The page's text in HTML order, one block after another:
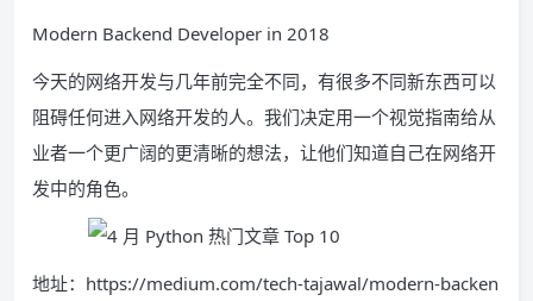
Modern Backend Developer in 2018
今天的网络开发与几年前完全不同，有很多不同新东西可以
阻碍任何进入网络开发的人。我们决定用一个视觉指南给从
业者一个更广阔的更清晰的想法，让他们知道自己在网络开
发中的角色。
地址：https://medium.com/tech-tajawal/modern-backen